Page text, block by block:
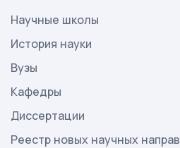
Научные школы
История науки
Вузы
Кафедры
Диссертации
Реестр новых научных